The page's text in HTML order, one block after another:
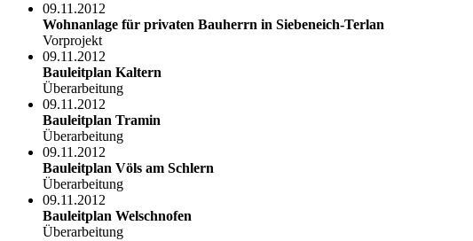
09.11.2012
Wohnanlage für privaten Bauherrn in Siebeneich-Terlan
Vorprojekt
09.11.2012
Bauleitplan Kaltern
Überarbeitung
09.11.2012
Bauleitplan Tramin
Überarbeitung
09.11.2012
Bauleitplan Völs am Schlern
Überarbeitung
09.11.2012
Bauleitplan Welschnofen
Überarbeitung